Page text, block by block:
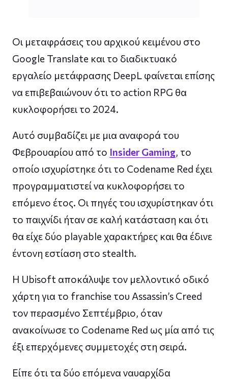
Οι μεταφράσεις του αρχικού κειμένου στο
Google Translate και το διαδικτυακό
εργαλείο μετάφρασης DeepL φαίνεται επίσης
να επιβεβαιώνουν ότι το action RPG θα
κυκλοφορήσει το 2024.
Αυτό συμβαδίζει με μια αναφορά του
Φεβρουαρίου από το Insider Gaming, το
οποίο ισχυρίστηκε ότι το Codename Red έχει
προγραμματιστεί να κυκλοφορήσει το
επόμενο έτος. Οι πηγές του ισχυρίστηκαν ότι
το παιχνίδι ήταν σε καλή κατάσταση και ότι
θα είχε δύο playable χαρακτήρες και θα έδινε
έντονη εστίαση στο stealth.
Η Ubisoft αποκάλυψε τον μελλοντικό οδικό
χάρτη για το franchise του Assassin’s Creed
τον περασμένο Σεπτέμβριο, όταν
ανακοίνωσε το Codename Red ως μία από τις
έξι επερχόμενες συμμετοχές στη σειρά.
Είπε ότι τα δύο επόμενα ναυαρχίδα